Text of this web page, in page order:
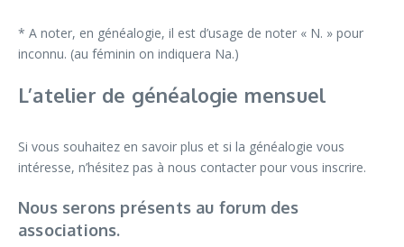
* A noter, en généalogie, il est d’usage de noter « N. » pour
inconnu. (au féminin on indiquera Na.)
L’atelier de généalogie mensuel
Si vous souhaitez en savoir plus et si la généalogie vous
intéresse, n’hésitez pas à nous contacter pour vous inscrire.
Nous serons présents au forum des
associations.